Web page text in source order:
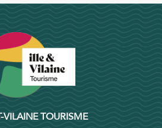
VILAINE TOURISME